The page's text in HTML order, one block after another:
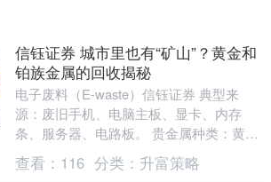
信钰证券 城市里也有“矿山”？黄金和
铂族金属的回收揭秘
电子废料（E-waste）信钰证券 典型来
源：废旧手机、电脑主板、显卡、内存
条、服务器、电路板。 贵金属种类：黄金
（焊点、电镀层）、银（导线、触点）、
钯（电容、....
查看： 116 分类： 升富策略